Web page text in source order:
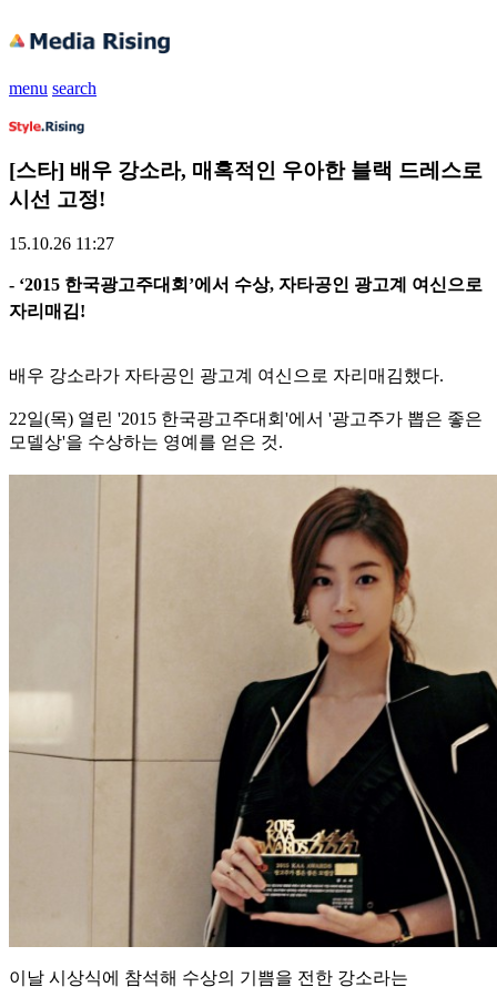
menu search
[스타] 배우 강소라, 매혹적인 우아한 블랙 드레스로
시선 고정!
15.10.26 11:27
- ‘2015 한국광고주대회’에서 수상, 자타공인 광고계 여신으로
자리매김!
배우 강소라가 자타공인 광고계 여신으로 자리매김했다.
22일(목) 열린 '2015 한국광고주대회'에서 '광고주가 뽑은 좋은
모델상'을 수상하는 영예를 얻은 것.
이날 시상식에 참석해 수상의 기쁨을 전한 강소라는